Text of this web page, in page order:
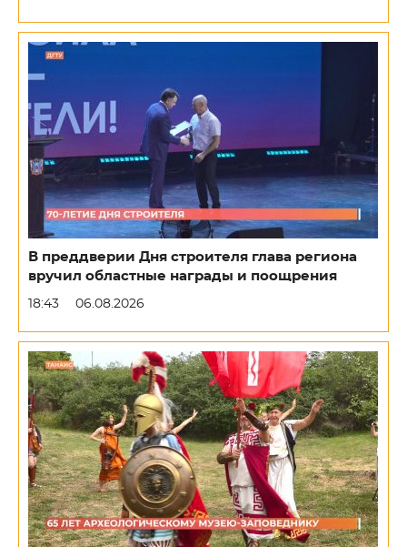
В преддверии Дня строителя глава региона
вручил областные награды и поощрения
18:43 06.08.2026